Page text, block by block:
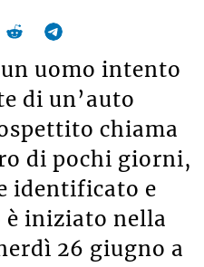
uomo intento
di un’auto
chiama
di pochi giorni,
identificato e
iniziato nella
26 giugno a